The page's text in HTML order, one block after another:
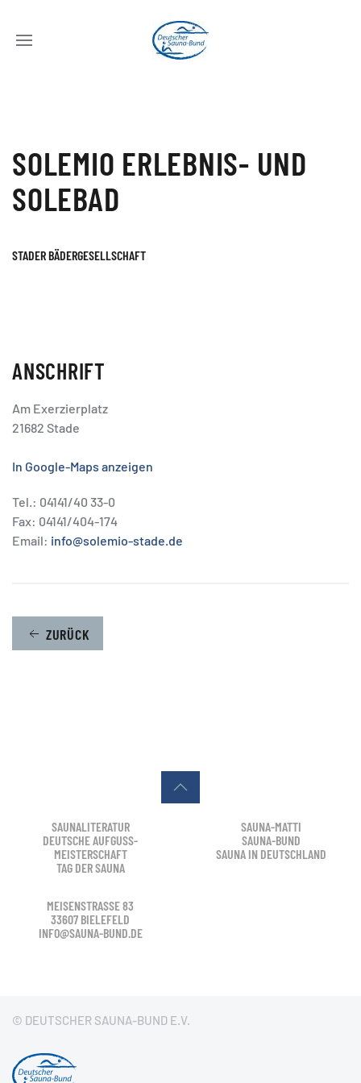
SOLEMIO ERLEBNIS- UND
SOLEBAD
STADER BÄDERGESELLSCHAFT
ANSCHRIFT
Am Exerzierplatz
21682 Stade
In Google-Maps anzeigen
Tel.: 04141/40 33-0
Fax: 04141/404-174
Email: info@solemio-stade.de
ZURÜCK
SAUNALITERATUR
DEUTSCHE AUFGUSS-
MEISTERSCHAFT
TAG DER SAUNA
SAUNA-MATTI
SAUNA-BUND
SAUNA IN DEUTSCHLAND
MEISENSTRASSE 83
33607 BIELEFELD
INFO@SAUNA-BUND.DE
© DEUTSCHER SAUNA-BUND E.V.